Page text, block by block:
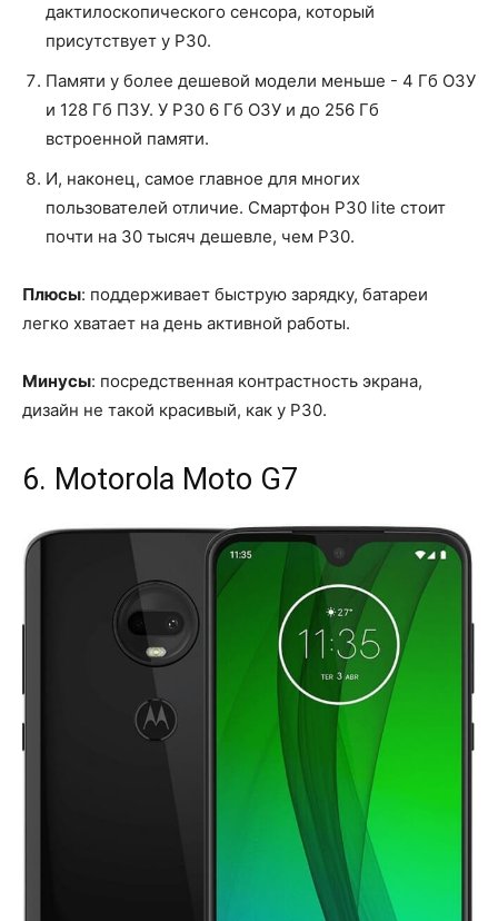
дактилоскопического сенсора, который
присутствует у P30.
Памяти у более дешевой модели меньше - 4 Гб ОЗУ
и 128 Гб ПЗУ. У P30 6 Гб ОЗУ и до 256 Гб
встроенной памяти.
И, наконец, самое главное для многих
пользователей отличие. Смартфон P30 lite стоит
почти на 30 тысяч дешевле, чем P30.
Плюсы: поддерживает быструю зарядку, батареи
легко хватает на день активной работы.
Минусы: посредственная контрастность экрана,
дизайн не такой красивый, как у P30.
6. Motorola Moto G7